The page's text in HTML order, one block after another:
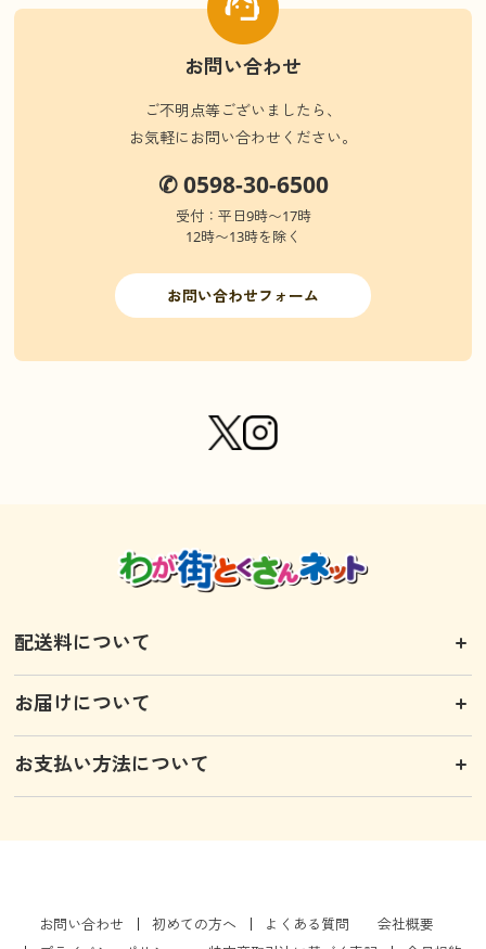
お問い合わせ
ご不明点等ございましたら、
お気軽にお問い合わせください。
✆ 0598-30-6500
受付：平日9時〜17時
12時〜13時を除く
お問い合わせフォーム
配送料について
お届けについて
お支払い方法について
お問い合わせ 初めての方へ よくある質問
会社概要